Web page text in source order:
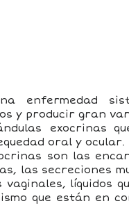
enfermedad
y producir gran
exocrinas
oral y ocular.
son las
las secreciones
vaginales, líquidos
que están en